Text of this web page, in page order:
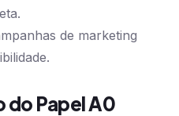
de marketing
do Papel A0